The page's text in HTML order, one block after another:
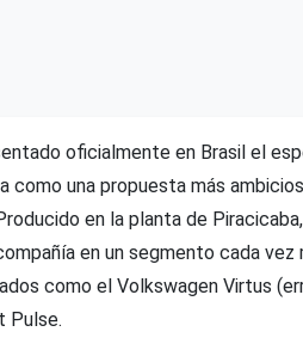
oficialmente en Brasil el
como una propuesta más
en la planta de
en un segmento cada
como el Volkswagen Virtus
Pulse.